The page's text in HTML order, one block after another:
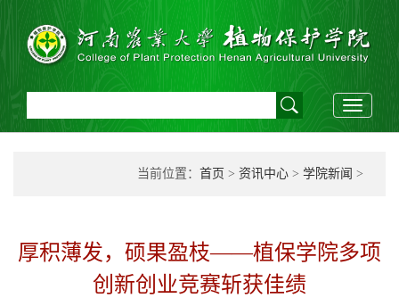
Toggle
当前位置： 首页 > 资讯中心 > 学院新闻 >
厚积薄发，硕果盈枝——植保学院多项
创新创业竞赛斩获佳绩